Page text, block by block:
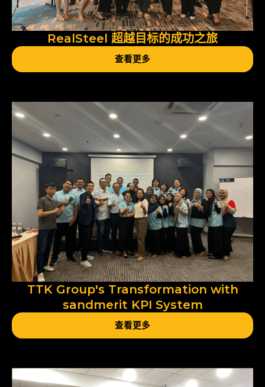
RealSteel 超越目标的成功之旅
查看更多
TTK Group's Transformation with
sandmerit KPI System
查看更多